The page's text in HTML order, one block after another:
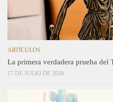
ARTÍCULOS
La primera verdadera prueba
17 DE JULIO DE 2026